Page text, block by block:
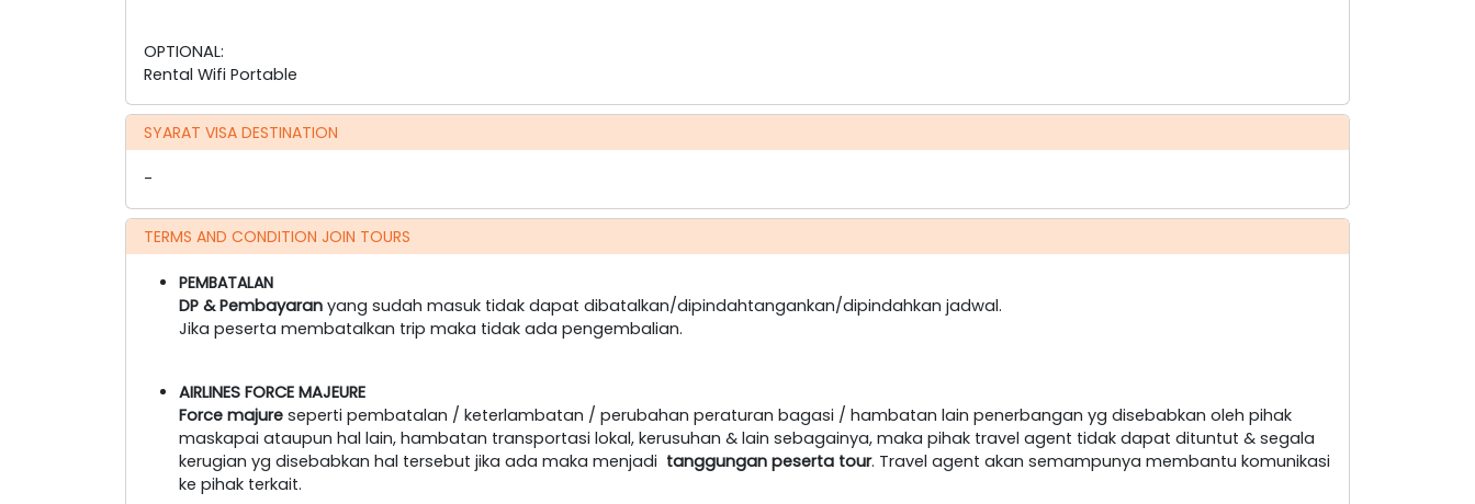
OPTIONAL:
Rental Wifi Portable
SYARAT VISA DESTINATION
-
TERMS AND CONDITION JOIN TOURS
PEMBATALAN
DP & Pembayaran yang sudah masuk tidak dapat dibatalkan/dipindahtangankan/dipindahkan jadwal.
Jika peserta membatalkan trip maka tidak ada pengembalian.
AIRLINES FORCE MAJEURE
Force majure seperti pembatalan / keterlambatan / perubahan peraturan bagasi / hambatan lain penerbangan yg disebabkan oleh pihak
maskapai ataupun hal lain, hambatan transportasi lokal, kerusuhan & lain sebagainya, maka pihak travel agent tidak dapat dituntut & segala
kerugian yg disebabkan hal tersebut jika ada maka menjadi tanggungan peserta tour. Travel agent akan semampunya membantu komunikasi
ke pihak terkait.